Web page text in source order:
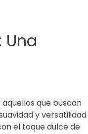
Una
que buscan
y versatilidad
el toque dulce de